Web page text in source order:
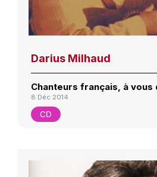
Darius Milhaud
Chanteurs français, à vous
8 Déc 2014
CD